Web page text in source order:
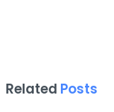
Related Posts